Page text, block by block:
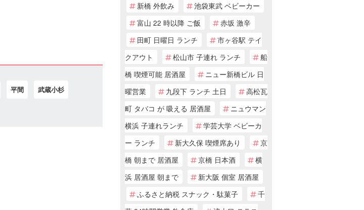
平間 武蔵小杉
新橋 外飲み
池袋東武 ベビーカー
富山 22 時以降 ご飯
赤坂 激辛
田町 日曜日 ランチ
市ヶ谷駅 テイ
クアウト
松山市 子連れ ランチ
船
橋 喫煙可能 居酒屋
ニュー新橋ビル 日
曜営業
九段下 ランチ 土日
高松瓦
町 タバコ が 吸える 居酒屋
ニュウマン
横浜 子連れランチ
学芸大学 ベビーカ
ー ランチ
新大久保 喫煙席あり
京
橋 朝まで 居酒屋
京橋 日本酒
横
浜 居酒屋 朝まで
新大阪 個室 居酒屋
ふるさと納税 スナック・駄菓子
千